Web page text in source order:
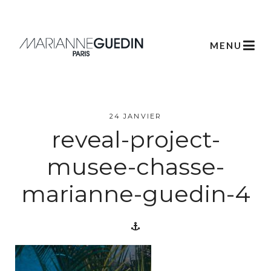
MENU
L’atelier
Créations
Scénographie
Végétale
24 JANVIER
reveal-project-
musee-chasse-
marianne-guedin-4